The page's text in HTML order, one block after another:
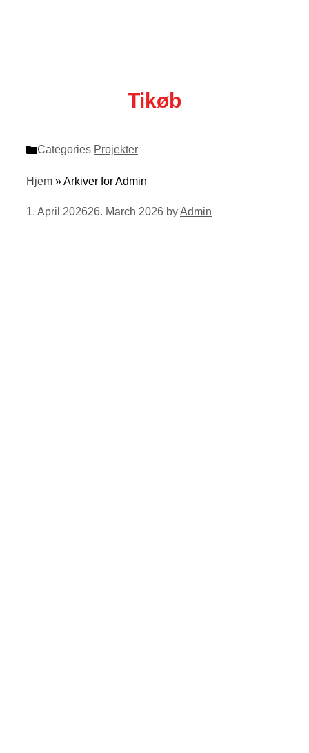
Tikøb
Categories Projekter
Hjem »Arkiver for Admin
1. April 202626. March 2026 byAdmin